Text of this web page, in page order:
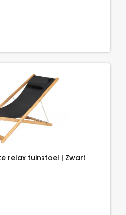
relax tuinstoel | Zwart